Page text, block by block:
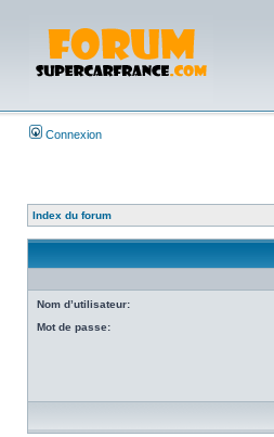
Connexion
Index du forum
Nom d’utilisateur:
Mot de passe: